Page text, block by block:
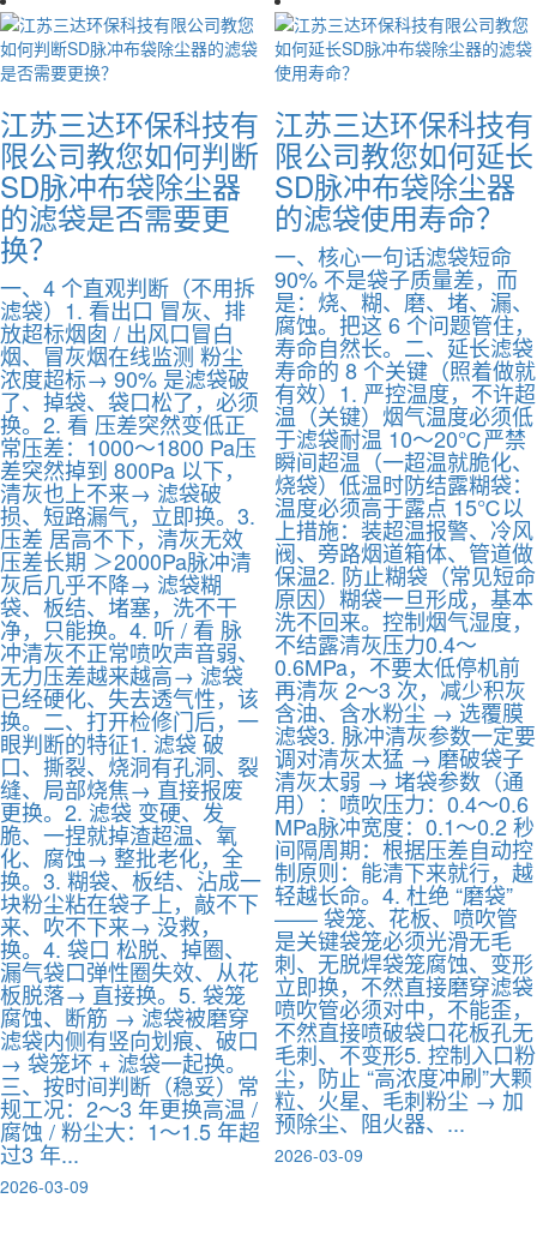
江苏三达环保科技有
限公司教您如何判断
SD脉冲布袋除尘器
的滤袋是否需要更
换？
一、4 个直观判断（不用拆
滤袋）1. 看出口 冒灰、排
放超标烟囱 / 出风口冒白
烟、冒灰烟在线监测 粉尘
浓度超标→ 90% 是滤袋破
了、掉袋、袋口松了，必须
换。2. 看 压差突然变低正
常压差：1000～1800 Pa压
差突然掉到 800Pa 以下，
清灰也上不来→ 滤袋破
损、短路漏气，立即换。3.
压差 居高不下，清灰无效
压差长期 ＞2000Pa脉冲清
灰后几乎不降→ 滤袋糊
袋、板结、堵塞，洗不干
净，只能换。4. 听 / 看 脉
冲清灰不正常喷吹声音弱、
无力压差越来越高→ 滤袋
已经硬化、失去透气性，该
换。二、打开检修门后，一
眼判断的特征1. 滤袋 破
口、撕裂、烧洞有孔洞、裂
缝、局部烧焦→ 直接报废
更换。2. 滤袋 变硬、发
脆、一捏就掉渣超温、氧
化、腐蚀→ 整批老化，全
换。3. 糊袋、板结、沾成一
块粉尘粘在袋子上，敲不下
来、吹不下来→ 没救，
换。4. 袋口 松脱、掉圈、
漏气袋口弹性圈失效、从花
板脱落→ 直接换。5. 袋笼
腐蚀、断筋 → 滤袋被磨穿
滤袋内侧有竖向划痕、破口
→ 袋笼坏 + 滤袋一起换。
三、按时间判断（稳妥）常
规工况：2～3 年更换高温 /
腐蚀 / 粉尘大：1～1.5 年超
过3 年...
2026-03-09
江苏三达环保科技有
限公司教您如何延长
SD脉冲布袋除尘器
的滤袋使用寿命？
一、核心一句话滤袋短命
90% 不是袋子质量差，而
是：烧、糊、磨、堵、漏、
腐蚀。把这 6 个问题管住，
寿命自然长。二、延长滤袋
寿命的 8 个关键（照着做就
有效）1. 严控温度，不许超
温（关键）烟气温度必须低
于滤袋耐温 10～20℃严禁
瞬间超温（一超温就脆化、
烧袋）低温时防结露糊袋：
温度必须高于露点 15℃以
上措施：装超温报警、冷风
阀、旁路烟道箱体、管道做
保温2. 防止糊袋（常见短命
原因）糊袋一旦形成，基本
洗不回来。控制烟气湿度，
不结露清灰压力0.4～
0.6MPa，不要太低停机前
再清灰 2～3 次，减少积灰
含油、含水粉尘 → 选覆膜
滤袋3. 脉冲清灰参数一定要
调对清灰太猛 → 磨破袋子
清灰太弱 → 堵袋参数（通
用）：喷吹压力：0.4～0.6
MPa脉冲宽度：0.1～0.2 秒
间隔周期：根据压差自动控
制原则：能清下来就行，越
轻越长命。4. 杜绝 “磨袋”
—— 袋笼、花板、喷吹管
是关键袋笼必须光滑无毛
刺、无脱焊袋笼腐蚀、变形
立即换，不然直接磨穿滤袋
喷吹管必须对中，不能歪，
不然直接喷破袋口花板孔无
毛刺、不变形5. 控制入口粉
尘，防止 “高浓度冲刷”大颗
粒、火星、毛刺粉尘 → 加
预除尘、阻火器、...
2026-03-09